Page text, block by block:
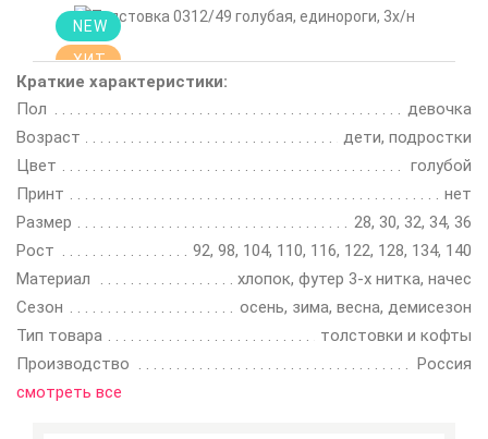
NEW
ХИТ
Краткие характеристики:
Пол
девочка
Возраст
дети, подростки
Цвет
голубой
Принт
нет
Размер
28, 30, 32, 34, 36
Рост
92, 98, 104, 110, 116, 122, 128, 134, 140
Материал
хлопок, футер 3-х нитка, начес
Сезон
осень, зима, весна, демисезон
Тип товара
толстовки и кофты
Производство
Россия
смотреть все